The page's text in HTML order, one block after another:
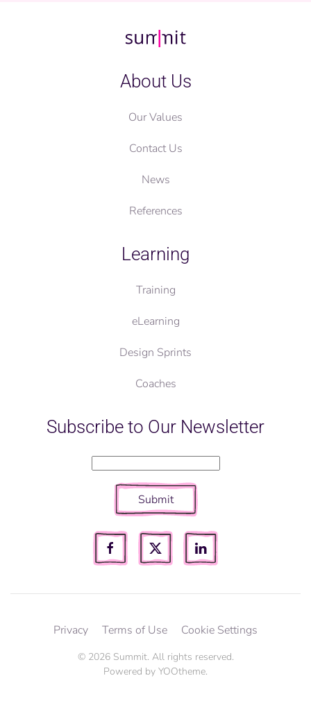
About Us
Our Values
Contact Us
News
References
Learning
Training
eLearning
Design Sprints
Coaches
Subscribe to Our Newsletter
Submit
Privacy Terms of Use Cookie Settings
© 2026Summit. All rights reserved.
Powered by YOOtheme.